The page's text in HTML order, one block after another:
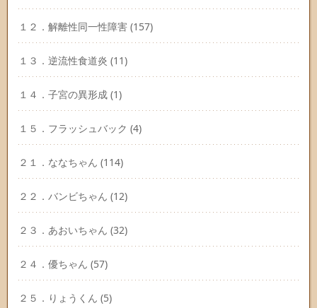
１２．解離性同一性障害 (157)
１３．逆流性食道炎 (11)
１４．子宮の異形成 (1)
１５．フラッシュバック (4)
２１．ななちゃん (114)
２２．バンビちゃん (12)
２３．あおいちゃん (32)
２４．優ちゃん (57)
２５．りょうくん (5)